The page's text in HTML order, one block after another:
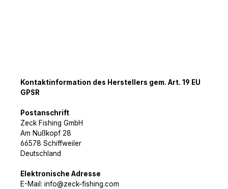
Kontaktinformation des Herstellers gem. Art. 19 EU
GPSR
Postanschrift
Zeck Fishing GmbH
Am Nußkopf 28
66578 Schiffweiler
Deutschland
Elektronische Adresse
E-Mail: info@zeck-fishing.com